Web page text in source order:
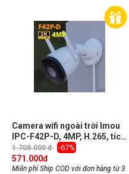
Camera wifi ngoài trời Imou
IPC-F42P-D, 4MP, H.265, tích
hợp mic, phát hiện con người
1.708.000 đ -67%
571.000đ
Miễn phí Ship COD với đơn hàng từ 3